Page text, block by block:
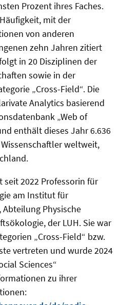
Prozent ihres Faches.
mit der
von anderen
zehn Jahren zitiert
in 20 Disziplinen der
sowie in der
„Cross-Field“. Die
Analytics basierend
„Web of
enthält dieses Jahr 6.636
weltweit,
seit 2022 Professorin für
am Institut für
Physische
der LUH. Sie war
„Cross-Field“ bzw.
vertreten und wurde 2024
Sciences“
zu ihrer